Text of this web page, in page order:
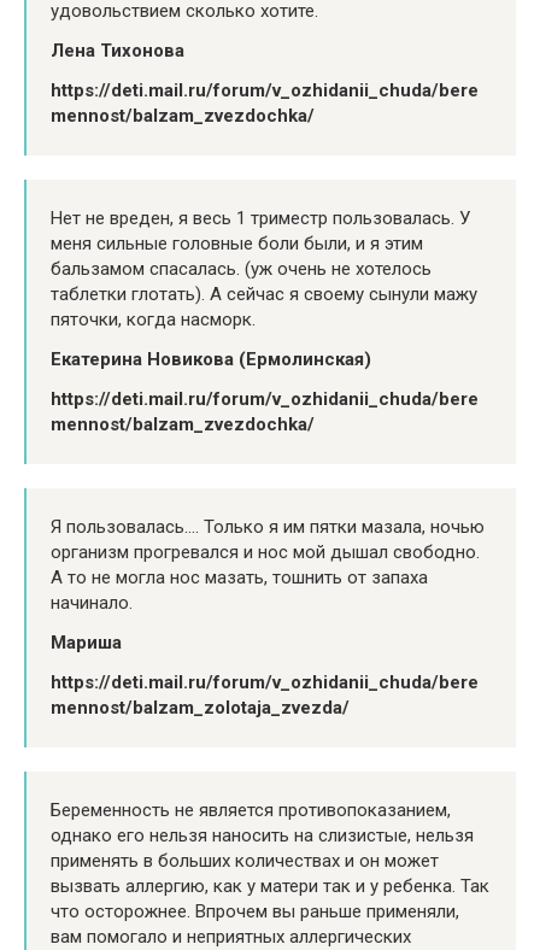
удовольствием сколько хотите.
Лена Тихонова
https://deti.mail.ru/forum/v_ozhidanii_chuda/bere
mennost/balzam_zvezdochka/
Нет не вреден, я весь 1 триместр пользовалась. У
меня сильные головные боли были, и я этим
бальзамом спасалась. (уж очень не хотелось
таблетки глотать). А сейчас я своему сынули мажу
пяточки, когда насморк.
Екатерина Новикова (Ермолинская)
https://deti.mail.ru/forum/v_ozhidanii_chuda/bere
mennost/balzam_zvezdochka/
Я пользовалась…. Только я им пятки мазала, ночью
организм прогревался и нос мой дышал свободно.
А то не могла нос мазать, тошнить от запаха
начинало.
Мариша
https://deti.mail.ru/forum/v_ozhidanii_chuda/bere
mennost/balzam_zolotaja_zvezda/
Беременность не является противопоказанием,
однако его нельзя наносить на слизистые, нельзя
применять в больших количествах и он может
вызвать аллергию, как у матери так и у ребенка. Так
что осторожнее. Впрочем вы раньше применяли,
вам помогало и неприятных аллергических